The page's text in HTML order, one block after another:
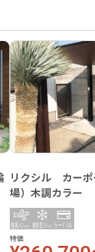
リクシル カーポ
場）木調カラー
特価